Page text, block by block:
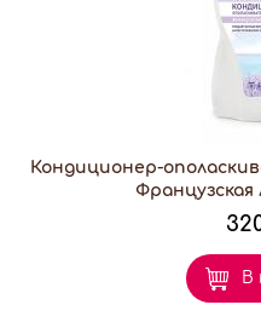
Кондиционер-
Французская
В